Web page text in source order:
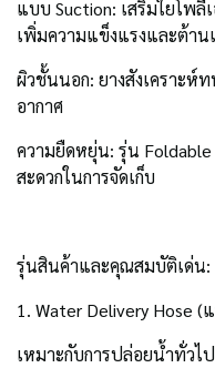
แบบ Suction: เสริมใยโพลี
เพิ่มความแข็งแรงและต้าน
ผิวชั้นนอก: ยางสังเคราะ
อากาศ
ความยืดหยุ่น: รุ่น Foldable
สะดวกในการจัดเก็บ
รุ่นสินค้าและคุณสมบัติเด่น:
1. Water Delivery Hose (
เหมาะกับการปล่อยน้ำทั่วไ